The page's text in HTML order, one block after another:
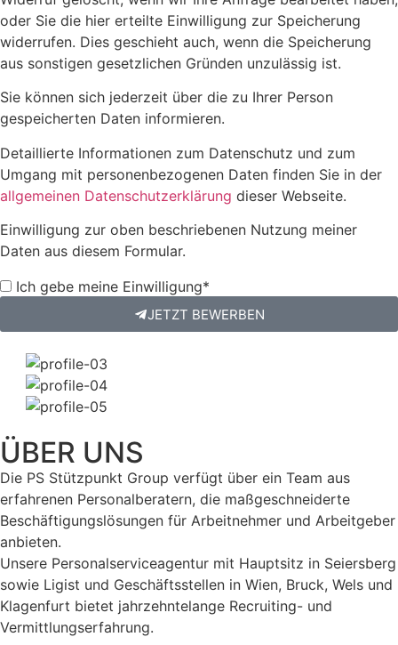
oder Sie die hier erteilte Einwilligung zur Speicherung
widerrufen. Dies geschieht auch, wenn die Speicherung
aus sonstigen gesetzlichen Gründen unzulässig ist.
Sie können sich jederzeit über die zu Ihrer Person
gespeicherten Daten informieren.
Detaillierte Informationen zum Datenschutz und zum
Umgang mit personenbezogenen Daten finden Sie in der
allgemeinen Datenschutzerklärung dieser Webseite.
Einwilligung zur oben beschriebenen Nutzung meiner
Daten aus diesem Formular.
Ich gebe meine Einwilligung*
JETZT BEWERBEN
ÜBER UNS
Die PS Stützpunkt Group verfügt über ein Team aus
erfahrenen Personalberatern, die maßgeschneiderte
Beschäftigungslösungen für Arbeitnehmer und Arbeitgeber
anbieten.
Unsere Personalserviceagentur mit Hauptsitz in Seiersberg
sowie Ligist und Geschäftsstellen in Wien, Bruck, Wels und
Klagenfurt bietet jahrzehntelange Recruiting- und
Vermittlungserfahrung.